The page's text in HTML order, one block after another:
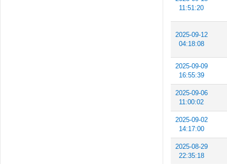
11:51:20
2025-09-12
04:18:08
2025-09-09
16:55:39
2025-09-06
11:00:02
2025-09-02
14:17:00
2025-08-29
22:35:18